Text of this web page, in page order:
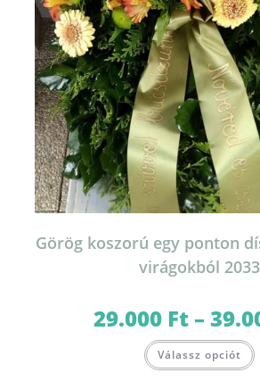
Görög koszorú egy ponton
virágokból 2033
29.000 Ft–
Válassz opciót a